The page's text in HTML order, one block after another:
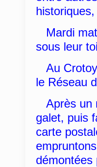
Mardi
sous leur
Au
le Réseau
Après un
galet, puis
carte
démontées